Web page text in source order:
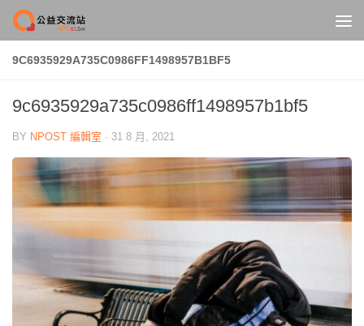
Skip to content
9C6935929A735C0986FF1498957B1BF5
9c6935929a735c0986ff1498957b1bf5
BY NPOST 編輯室 · 31 8 月, 2021